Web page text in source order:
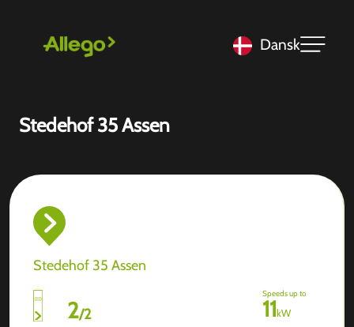
Dansk
Stedehof 35 Assen
Stedehof 35 Assen
2/2
Speeds up to
11kW